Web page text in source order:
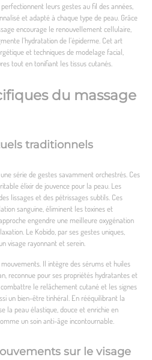
leurs gestes au fil des années,
et adapté à chaque type de peau. Grâce
encourage le renouvellement cellulaire,
l’hydratation de l’épiderme. Cet art
et techniques de modelage facial,
tout en tonifiant les tissus cutanés.
du massage
traditionnels
série de gestes savamment orchestrés. Ces
élixir de jouvence pour la peau. Les
lissages et des pétrissages subtils. Ces
sanguine, éliminent les toxines et
engendre une meilleure oxygénation
Le Kobido, par ses gestes uniques,
visage rayonnant et serein.
Il intègre des sérums et huiles
reconnue pour ses propriétés hydratantes et
le relâchement cutané et les signes
un bien-être tinhéral. En rééquilibrant la
la peau élastique, douce et enrichie en
un soin anti-âge incontournable.
sur le visage